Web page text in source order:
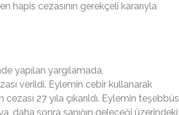
hapis cezasının gerekçeli kararıyla
yapılan yargılamada,
verildi. Eylemin cebir kullanarak
27 yıla çıkarıldı. Eylemin teşebbüs
daha sonra sanığın geleceği üzerindeki